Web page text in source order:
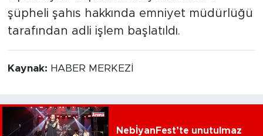
şüpheli şahıs hakkında emniyet müdürlüğü
tarafından adli işlem başlatıldı.
Kaynak: HABER MERKEZİ
NebİyanFest’te unutulmaz